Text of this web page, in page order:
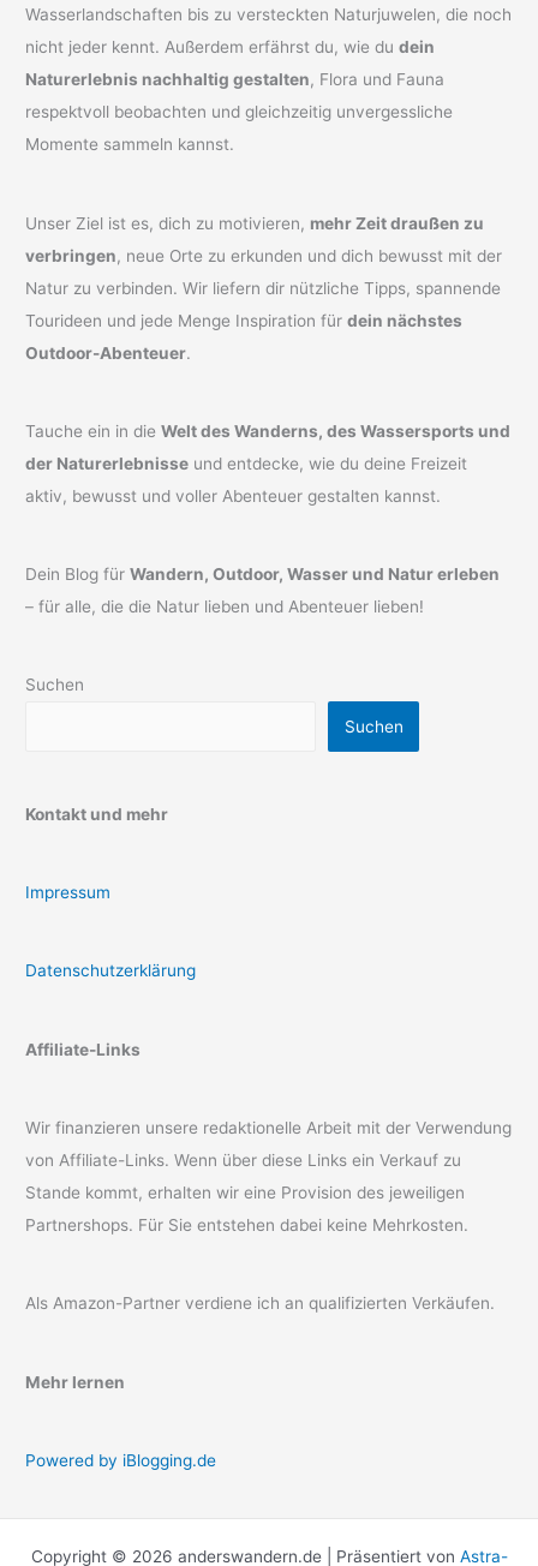
Wasserlandschaften bis zu versteckten Naturjuwelen, die noch
nicht jeder kennt. Außerdem erfährst du, wie dudein
Naturerlebnis nachhaltig gestalten, Flora und Fauna
respektvoll beobachten und gleichzeitig unvergessliche
Momente sammeln kannst.
Unser Ziel ist es, dich zu motivieren, mehr Zeit draußen zu
verbringen, neue Orte zu erkunden und dich bewusst mit der
Natur zu verbinden. Wir liefern dir nützliche Tipps, spannende
Tourideen und jede Menge Inspiration fürdein nächstes
Outdoor-Abenteuer.
Tauche ein in dieWelt des Wanderns, des Wassersports und
der Naturerlebnisse und entdecke, wie du deine Freizeit
aktiv, bewusst und voller Abenteuer gestalten kannst.
Dein Blog fürWandern, Outdoor, Wasser und Natur erleben
– für alle, die die Natur lieben und Abenteuer lieben!
Suchen
Suchen
Kontakt und mehr
Impressum
Datenschutzerklärung
Affiliate-Links
Wir finanzieren unsere redaktionelle Arbeit mit der Verwendung
von Affiliate-Links. Wenn über diese Links ein Verkauf zu
Stande kommt, erhalten wir eine Provision des jeweiligen
Partnershops. Für Sie entstehen dabei keine Mehrkosten.
Als Amazon-Partner verdiene ich an qualifizierten Verkäufen.
Mehr lernen
Powered by iBlogging.de
Copyright © 2026 anderswandern.de | Präsentiert von Astra-